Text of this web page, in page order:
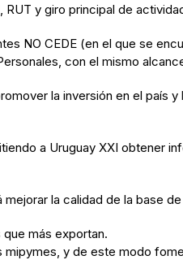
y giro principal de
NO CEDE (en el que se
con el mismo
la inversión en el país
a Uruguay XXI obtener
la calidad de la base
más exportan.
y de este modo